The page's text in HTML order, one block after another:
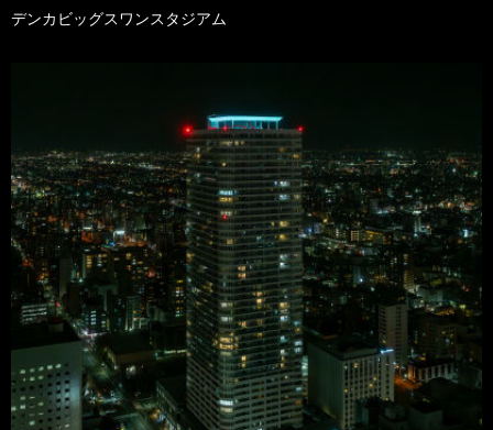
デンカビッグスワンスタジアム